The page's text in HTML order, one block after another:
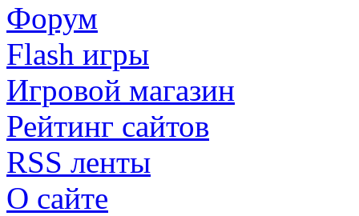
Форум
Flash игры
Игровой магазин
Рейтинг сайтов
RSS ленты
О сайте